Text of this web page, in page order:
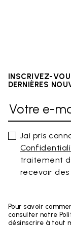
INSCRIVEZ-
DERNIÈRES
Jai pris
traitement
recevoir
Pour savoir
consulter notre
désinscrire à tout